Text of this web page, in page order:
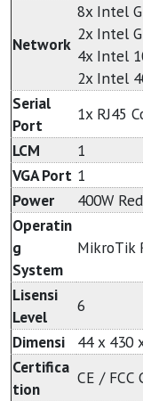
Network
8x Intel
2x Intel
4x Intel
2x Intel
Serial
Port
1x RJ45
LCM
1
VGA Port 1
Power
400W
Operatin
g
System
MikroTik
Lisensi
Level
6
Dimensi
44 x 430
Certifica
tion
CE / FCC